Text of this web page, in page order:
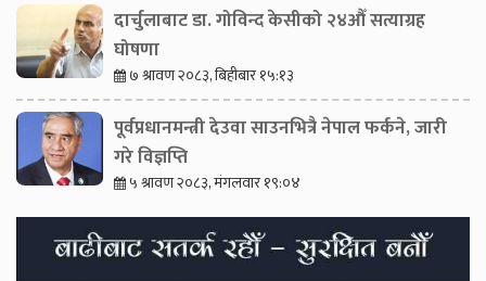
दार्चुलाबाट डा. गोविन्द केसीको २४औँ सत्याग्रह
घोषणा
७ श्रावण २०८३, बिहीबार १५:१३
पूर्वप्रधानमन्त्री देउवा साउनभित्रै नेपाल फर्कने, जारी
गरे विज्ञप्ति
५ श्रावण २०८३, मंगलवार १९:०४